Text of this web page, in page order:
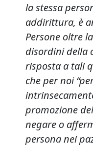
la stessa
addirittura, è
Persone oltre
disordini della
risposta a tali
che per noi
promozione
negare o
persona nei